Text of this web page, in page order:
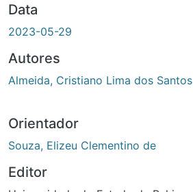
Data
2023-05-29
Autores
Almeida, Cristiano Lima dos Santos
Orientador
Souza, Elizeu Clementino de
Editor